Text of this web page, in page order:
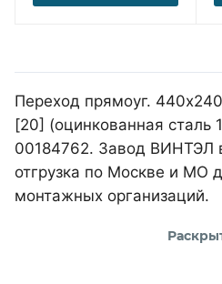
Переход прямоуг.
[20] (оцинкованная сталь
00184762. Завод ВИНТЭЛ
отгрузка по Москве и МО
монтажных организаций.